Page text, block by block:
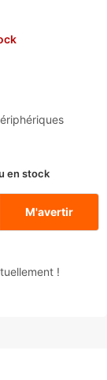
en stock
M'avertir
!